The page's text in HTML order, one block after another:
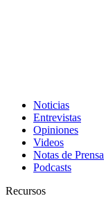
Noticias
Entrevistas
Opiniones
Videos
Notas de Prensa
Podcasts
Recursos